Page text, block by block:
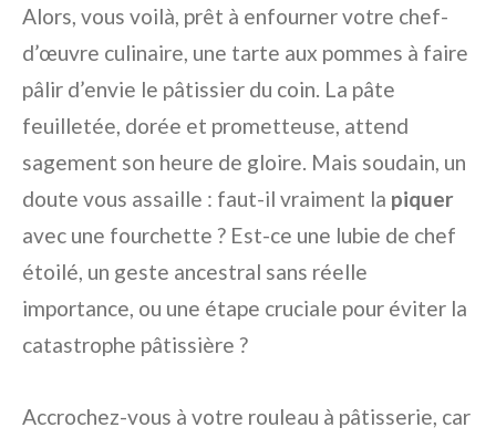
Alors, vous voilà, prêt à enfourner votre chef-
d’œuvre culinaire, une tarte aux pommes à faire
pâlir d’envie le pâtissier du coin. La pâte
feuilletée, dorée et prometteuse, attend
sagement son heure de gloire. Mais soudain, un
doute vous assaille : faut-il vraiment la piquer
avec une fourchette ? Est-ce une lubie de chef
étoilé, un geste ancestral sans réelle
importance, ou une étape cruciale pour éviter la
catastrophe pâtissière ?
Accrochez-vous à votre rouleau à pâtisserie, car